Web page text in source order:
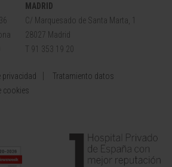
MADRID
C/ Marquesado de Santa Marta, 1
28027 Madrid
T 91 353 19 20
privacidad
Tratamiento datos
cookies